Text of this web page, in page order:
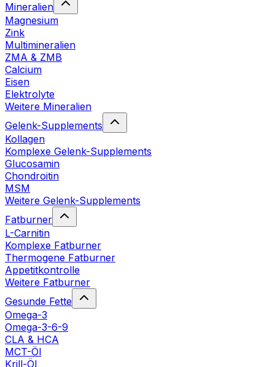
Mineralien
Magnesium
Zink
Multimineralien
ZMA & ZMB
Calcium
Eisen
Elektrolyte
Weitere Mineralien
Gelenk-Supplements
Kollagen
Komplexe Gelenk-Supplements
Glucosamin
Chondroitin
MSM
Weitere Gelenk-Supplements
Fatburner
L-Carnitin
Komplexe Fatburner
Thermogene Fatburner
Appetitkontrolle
Weitere Fatburner
Gesunde Fette
Omega-3
Omega-3-6-9
CLA & HCA
MCT-Öl
Krill-Öl